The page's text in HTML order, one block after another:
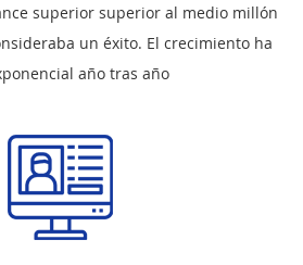
superior superior al medio millón
un éxito. El crecimiento ha
año tras año